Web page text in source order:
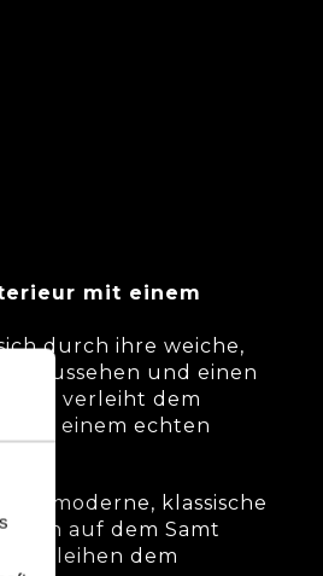
mit einem
durch ihre weiche,
Aussehen und einen
verleiht dem
zu einem echten
für moderne, klassische
auf dem Samt
verleihen dem